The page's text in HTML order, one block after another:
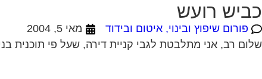
כביש רועש
פורום שיפוץ ובינוי, איטום ובידוד
מאי 5, 2004
שלום רב, אני מתלבטת לגבי קניית דירה, שעל פי תוכנית